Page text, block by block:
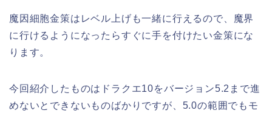
魔因細胞金策はレベル上げも一緒に行えるので、魔界
に行けるようになったらすぐに手を付けたい金策にな
ります。
今回紹介したものはドラクエ10をバージョン5.2まで進
めないとできないものばかりですが、5.0の範囲でもモ